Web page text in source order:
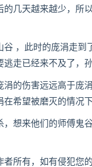
几天越来越少，所
，此时的庞涓走到
走已经来不及了，
伤害远远高于庞
希望被磨灭的情况
来他们的师傅鬼
有，如有侵犯您的